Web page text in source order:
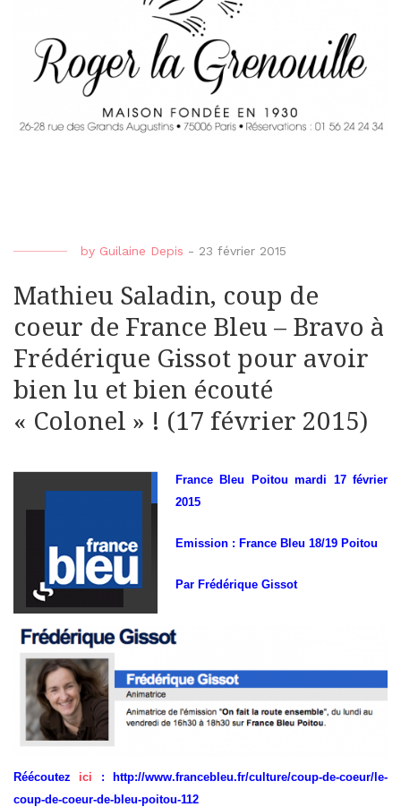
by Guilaine Depis - 23 février 2015
Mathieu Saladin, coup de
coeur de France Bleu – Bravo à
Frédérique Gissot pour avoir
bien lu et bien écouté
« Colonel » ! (17 février 2015)
France Bleu Poitou mardi 17 février
2015
Emission : France Bleu 18/19 Poitou
Par Frédérique Gissot
Réécoutez ici :
http://www.francebleu.fr/culture/coup-de-coeur/le-
coup-de-coeur-de-bleu-poitou-112